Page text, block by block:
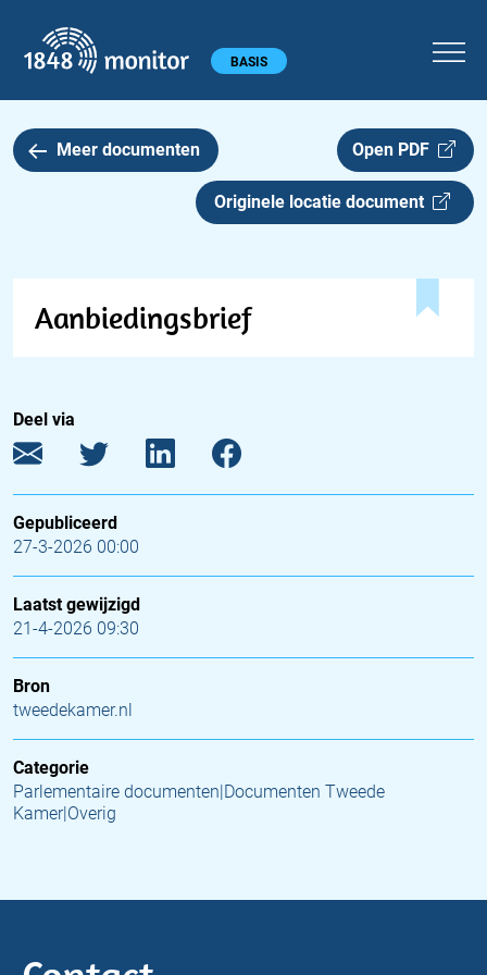
Hoofdmenu BASIS
Meer documenten Open PDF
Originele locatie document
Aanbiedingsbrief
Deel via
Gepubliceerd
27-3-2026 00:00
Laatst gewijzigd
21-4-2026 09:30
Bron
tweedekamer.nl
Categorie
Parlementaire documenten|Documenten Tweede
Kamer|Overig